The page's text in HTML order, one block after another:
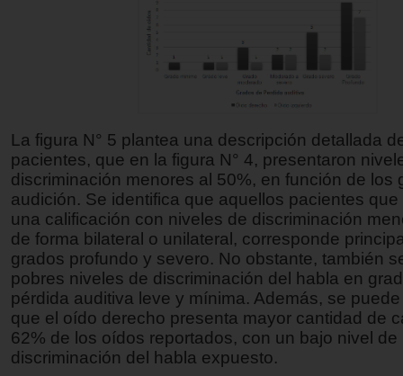
La figura N° 5 plantea una descripción detallada
pacientes, que en la figura N° 4, presentaron
discriminación menores al 50%, en función de los
audición. Se identifica que aquellos pacientes
una calificación con niveles de discriminación
de forma bilateral o unilateral, corresponde
grados profundo y severo. No obstante, también
pobres niveles de discriminación del habla en
pérdida auditiva leve y mínima. Además, se
que el oído derecho presenta mayor cantidad de
62% de los oídos reportados, con un bajo nivel de
discriminación del habla expuesto.